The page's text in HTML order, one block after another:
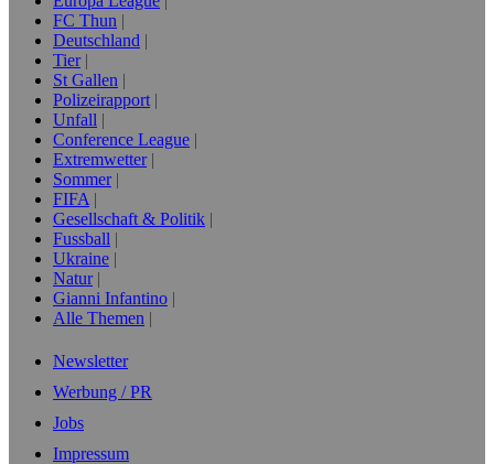
FC Thun
Deutschland
Tier
St Gallen
Polizeirapport
Unfall
Conference League
Extremwetter
Sommer
FIFA
Gesellschaft & Politik
Fussball
Ukraine
Natur
Gianni Infantino
Alle Themen
Newsletter
Werbung / PR
Jobs
Impressum